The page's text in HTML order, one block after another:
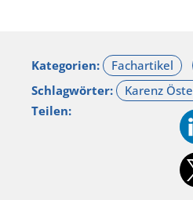
Kategorien:
Schlagwörter:
Teilen: